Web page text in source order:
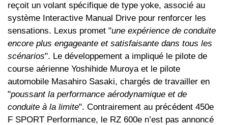
reçoit un volant spécifique de type yoke, associé au
système Interactive Manual Drive pour renforcer les
sensations. Lexus promet "une expérience de conduite
encore plus engageante et satisfaisante dans tous les
scénarios". Le développement a impliqué le pilote de
course aérienne Yoshihide Muroya et le pilote
automobile Masahiro Sasaki, chargés de travailler en
"poussant la performance aérodynamique et de
conduite à la limite". Contrairement au précédent 450e
F SPORT Performance, le RZ 600e n’est pas annoncé